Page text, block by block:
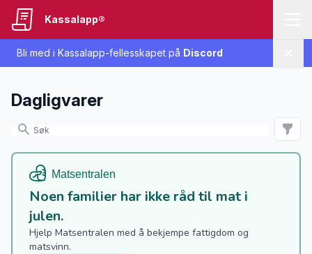
Bli med i Kassalapp-fellesskapet på Discord
Kassalapp®
Dagligvarer
Noen familier har ikke råd til mat i
julen.
Hjelp Matsentralen med å bekjempe fattigdom og
matsvinn.